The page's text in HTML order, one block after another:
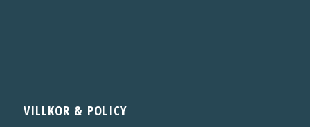
VILLKOR & POLICY